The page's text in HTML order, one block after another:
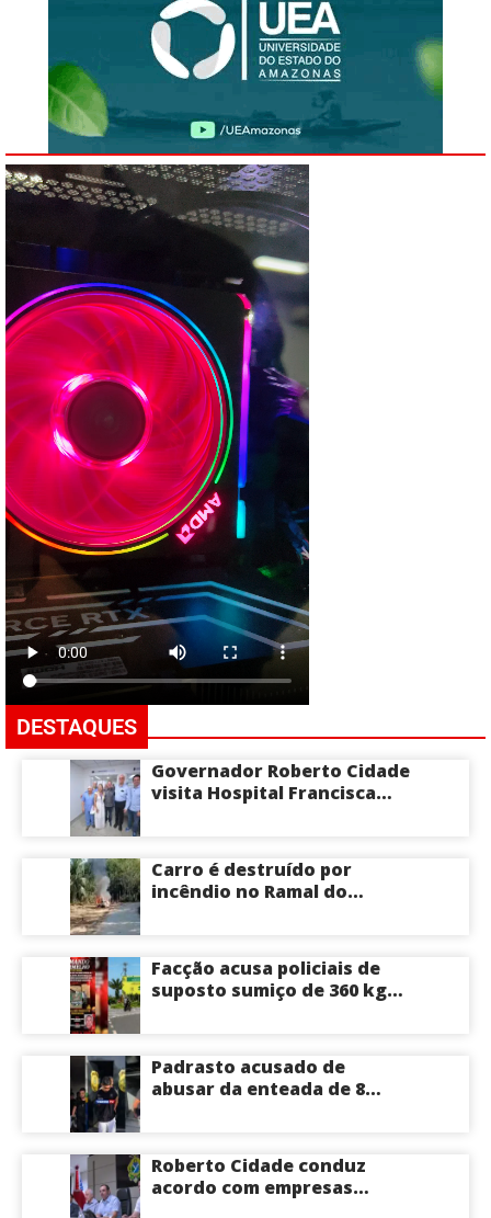
DESTAQUES
Governador Roberto Cidade
visita Hospital Francisca
cirurgias cardíacas
pediátricas
Carro é destruído por
incêndio no Ramal do
Facção acusa policiais de
suposto sumiço de 360 kg
Padrasto acusado de
abusar da enteada de 8
menina pode perder o útero
Roberto Cidade conduz
acordo com empresas